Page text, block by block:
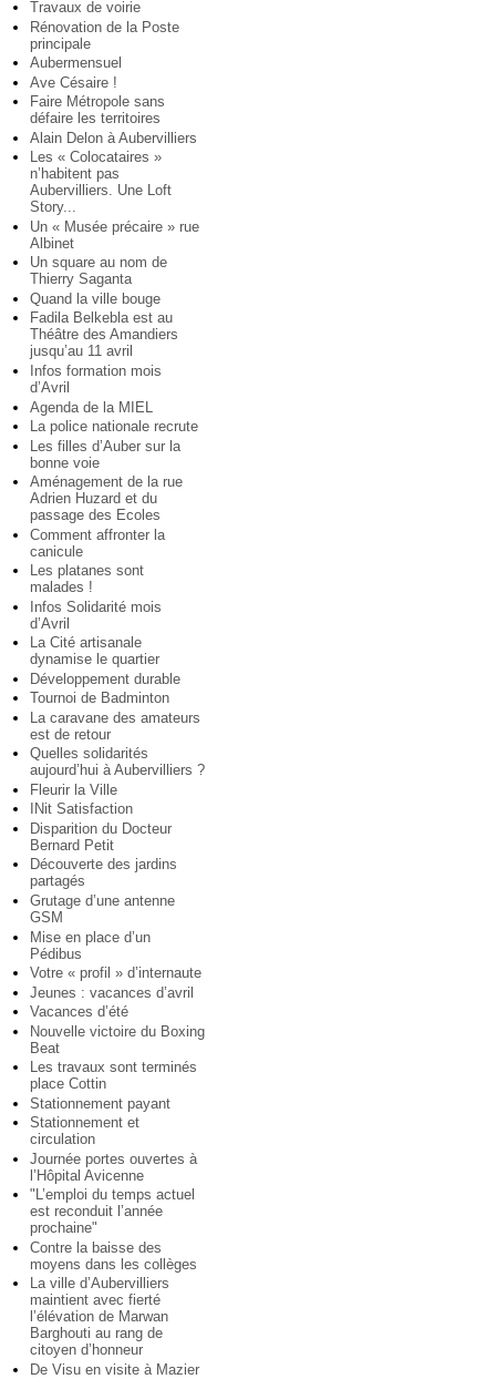
Travaux de voirie
Rénovation de la Poste
principale
Aubermensuel
Ave Césaire !
Faire Métropole sans
défaire les territoires
Alain Delon à Aubervilliers
Les « Colocataires »
n’habitent pas
Aubervilliers. Une Loft
Story...
Un « Musée précaire » rue
Albinet
Un square au nom de
Thierry Saganta
Quand la ville bouge
Fadila Belkebla est au
Théâtre des Amandiers
jusqu’au 11 avril
Infos formation mois
d’Avril
Agenda de la MIEL
La police nationale recrute
Les filles d’Auber sur la
bonne voie
Aménagement de la rue
Adrien Huzard et du
passage des Ecoles
Comment affronter la
canicule
Les platanes sont
malades !
Infos Solidarité mois
d’Avril
La Cité artisanale
dynamise le quartier
Développement durable
Tournoi de Badminton
La caravane des amateurs
est de retour
Quelles solidarités
aujourd’hui à Aubervilliers ?
Fleurir la Ville
INit Satisfaction
Disparition du Docteur
Bernard Petit
Découverte des jardins
partagés
Grutage d’une antenne
GSM
Mise en place d’un
Pédibus
Votre « profil » d’internaute
Jeunes : vacances d’avril
Vacances d’été
Nouvelle victoire du Boxing
Beat
Les travaux sont terminés
place Cottin
Stationnement payant
Stationnement et
circulation
Journée portes ouvertes à
l’Hôpital Avicenne
"L’emploi du temps actuel
est reconduit l’année
prochaine"
Contre la baisse des
moyens dans les collèges
La ville d’Aubervilliers
maintient avec fierté
l’élévation de Marwan
Barghouti au rang de
citoyen d’honneur
De Visu en visite à Mazier